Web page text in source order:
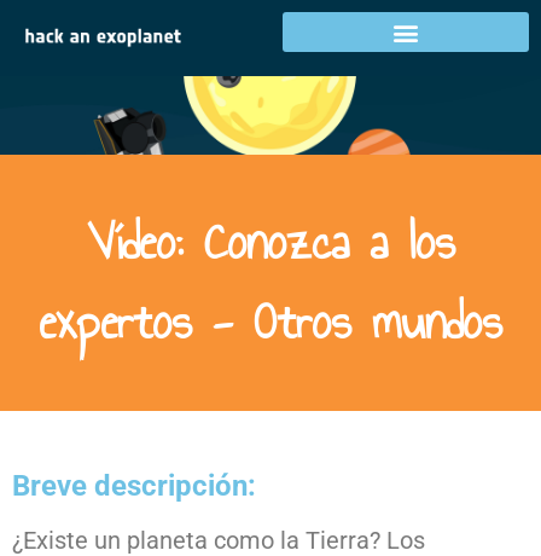
Vídeo: Conozca a los
expertos - Otros mundos
Breve descripción:
¿Existe un planeta como la Tierra? Los